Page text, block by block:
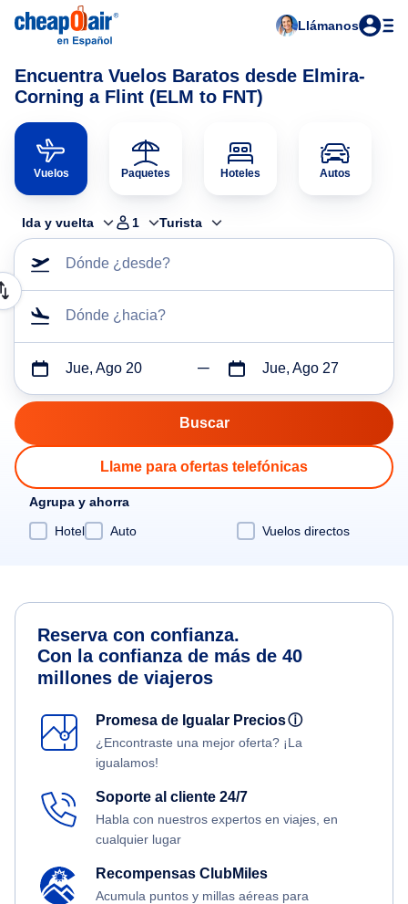
Llámanos
Encuentra Vuelos Baratos desde Elmira-
Corning a Flint (ELM to FNT)
Vuelos Paquetes Hoteles Autos
Ida y vuelta 1 Turista
Dónde ¿desde?
Dónde ¿hacia?
Jue, Ago 20 Jue, Ago 27
Llame para ofertas telefónicas
Agrupa y ahorra
Hotel
Auto Vuelos directos
Reserva con confianza.
Con la confianza de más de 40
millones de viajeros
Promesa de Igualar Preciosⓘ
¿Encontraste una mejor oferta? ¡La
igualamos!
Soporte al cliente 24/7
Habla con nuestros expertos en viajes, en
cualquier lugar
Recompensas ClubMiles
Acumula puntos y millas aéreas para